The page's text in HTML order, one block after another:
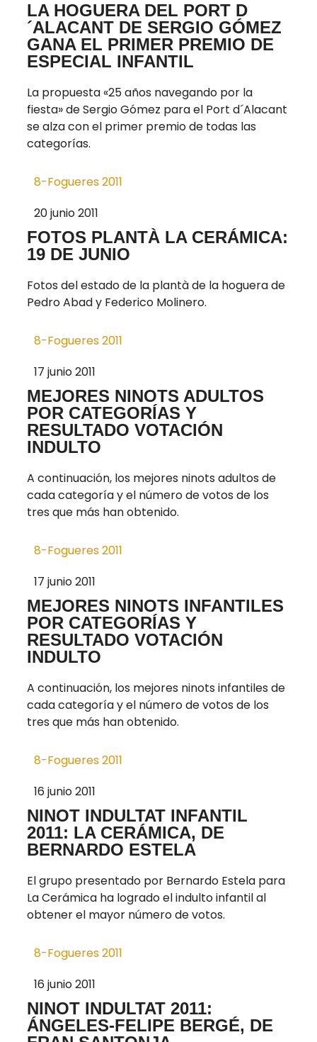
LA HOGUERA DEL PORT D
´ALACANT DE SERGIO GÓMEZ
GANA EL PRIMER PREMIO DE
ESPECIAL INFANTIL
La propuesta «25 años navegando por la
fiesta» de Sergio Gómez para el Port d´Alacant
se alza con el primer premio de todas las
categorías.
8-Fogueres 2011
20 junio 2011
FOTOS PLANTÀ LA CERÁMICA:
19 DE JUNIO
Fotos del estado de la plantà de la hoguera de
Pedro Abad y Federico Molinero.
8-Fogueres 2011
17 junio 2011
MEJORES NINOTS ADULTOS
POR CATEGORÍAS Y
RESULTADO VOTACIÓN
INDULTO
A continuación, los mejores ninots adultos de
cada categoría y el número de votos de los
tres que más han obtenido.
8-Fogueres 2011
17 junio 2011
MEJORES NINOTS INFANTILES
POR CATEGORÍAS Y
RESULTADO VOTACIÓN
INDULTO
A continuación, los mejores ninots infantiles de
cada categoría y el número de votos de los
tres que más han obtenido.
8-Fogueres 2011
16 junio 2011
NINOT INDULTAT INFANTIL
2011: LA CERÁMICA, DE
BERNARDO ESTELA
El grupo presentado por Bernardo Estela para
La Cerámica ha logrado el indulto infantil al
obtener el mayor número de votos.
8-Fogueres 2011
16 junio 2011
NINOT INDULTAT 2011:
ÁNGELES-FELIPE BERGÉ, DE